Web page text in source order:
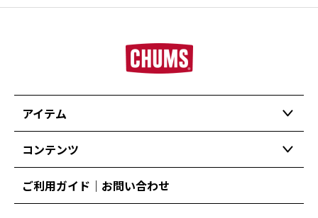
アイテム
コンテンツ
ご利用ガイド｜お問い合わせ